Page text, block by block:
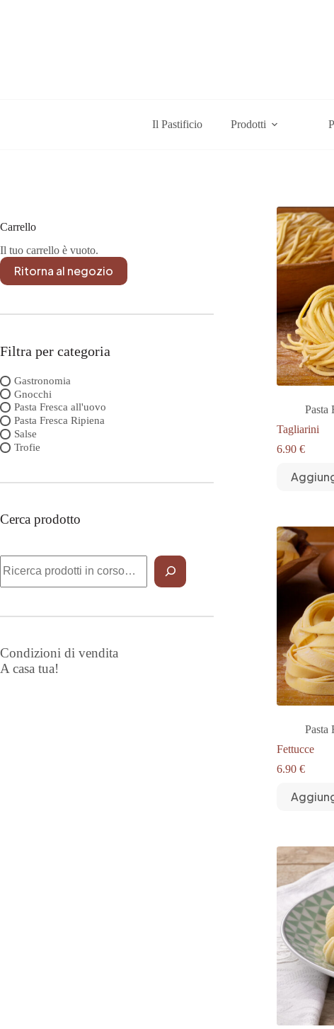
Il Pastificio Prodotti
Pasta
Tagliarini
6.90 €
Pasta
Fettucce
6.90 €
Carrello
Il tuo carrello è vuoto.
Ritorna al negozio
Filtra per categoria
Gastronomia
Gnocchi
Pasta Fresca all'uovo
Pasta Fresca Ripiena
Salse
Trofie
Cerca prodotto
Condizioni di vendita
A casa tua!